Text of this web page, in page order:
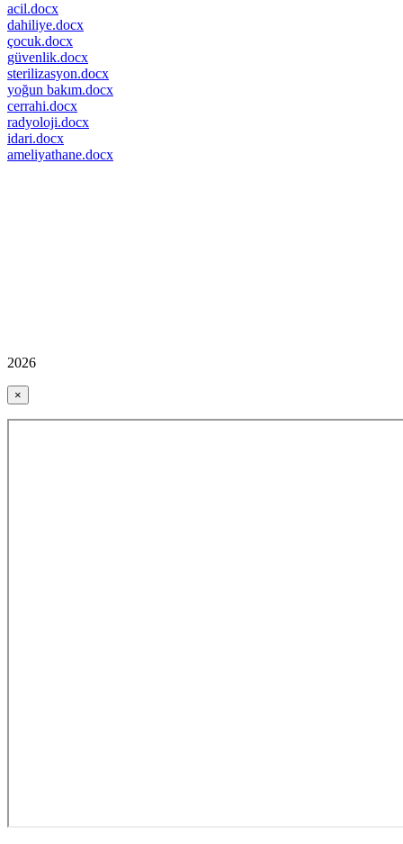
acil.docx
dahiliye.docx
çocuk.docx
güvenlik.docx
sterilizasyon.docx
yoğun bakım.docx
cerrahi.docx
radyoloji.docx
idari.docx
ameliyathane.docx
2026
×